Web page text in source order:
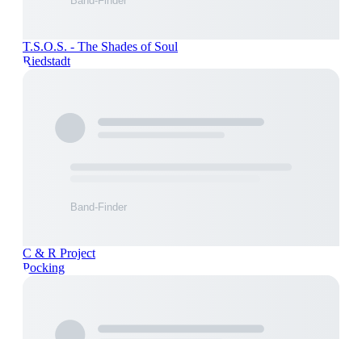
T.S.O.S. - The Shades of Soul
Riedstadt
C & R Project
Pocking